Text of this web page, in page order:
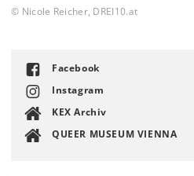
© Nicole Reicher, DREI10.at
Facebook
Instagram
KEX Archiv
QUEER MUSEUM VIENNA